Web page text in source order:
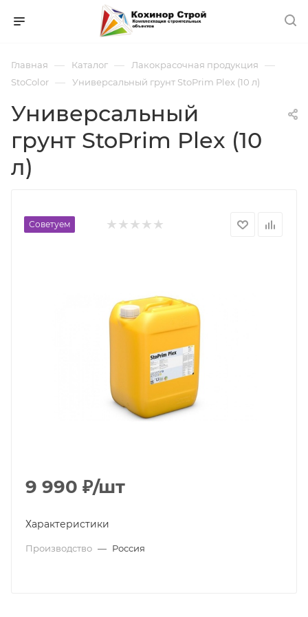
Главная — Каталог — Лакокрасочная продукция —
StoColor — Универсальный грунт StoPrim Plex (10 л)
Универсальный
грунт StoPrim Plex (10
л)
Советуем
9 990 ₽/шт
Характеристики
Производство — Россия